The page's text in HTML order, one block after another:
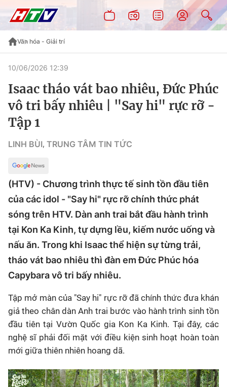
Văn hóa - Giải trí
10/06/2026 12:39
Isaac tháo vát bao nhiêu, Đức Phúc
vô tri bấy nhiêu | "Say hi" rực rỡ -
Tập 1
LINH BÙI, TRUNG TÂM TIN TỨC
(HTV) - Chương trình thực tế sinh tồn đầu tiên
của các idol - "Say hi" rực rỡ chính thức phát
sóng trên HTV. Dàn anh trai bắt đầu hành trình
tại Kon Ka Kinh, tự dựng lều, kiếm nước uống và
nấu ăn. Trong khi Isaac thể hiện sự từng trải,
tháo vát bao nhiêu thì đàn em Đức Phúc hóa
Capybara vô tri bấy nhiêu.
Tập mở màn của "Say hi" rực rỡđã chính thức đưa khán
giả theo chân dàn Anh trai bước vào hành trình sinh tồn
đầu tiên tại Vườn Quốc gia Kon Ka Kinh. Tại đây, các
nghệ sĩ phải đối mặt với điều kiện sinh hoạt hoàn toàn
mới giữa thiên nhiên hoang dã.